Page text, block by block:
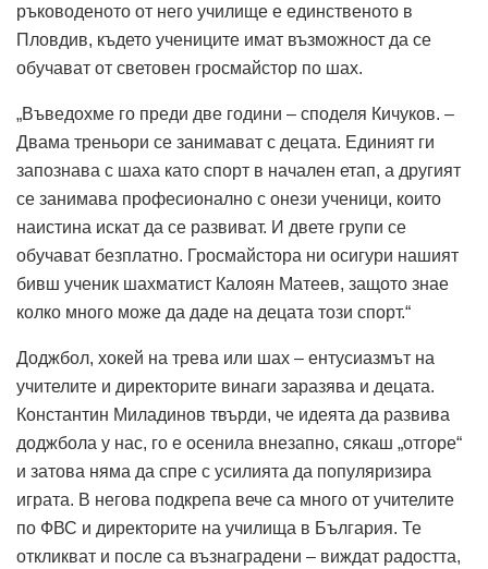
ръководеното от него училище е единственото в
Пловдив, където учениците имат възможност да се
обучават от световен гросмайстор по шах.
„Въведохме го преди две години – споделя Кичуков. –
Двама треньори се занимават с децата. Единият ги
запознава с шаха като спорт в начален етап, а другият
се занимава професионално с онези ученици, които
наистина искат да се развиват. И двете групи се
обучават безплатно. Гросмайстора ни осигури нашият
бивш ученик шахматист Калоян Матеев, защото знае
колко много може да даде на децата този спорт.“
Доджбол, хокей на трева или шах – ентусиазмът на
учителите и директорите винаги заразява и децата.
Константин Миладинов твърди, че идеята да развива
доджбола у нас, го е осенила внезапно, сякаш „отгоре“
и затова няма да спре с усилията да популяризира
играта. В негова подкрепа вече са много от учителите
по ФВС и директорите на училища в България. Те
откликват и после са възнаградени – виждат радостта,